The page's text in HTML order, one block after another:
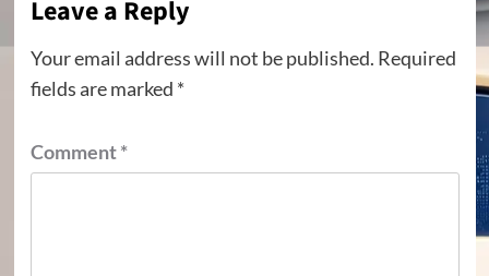
Leave a Reply
Your email address will not be published. Required
fields are marked *
Comment*